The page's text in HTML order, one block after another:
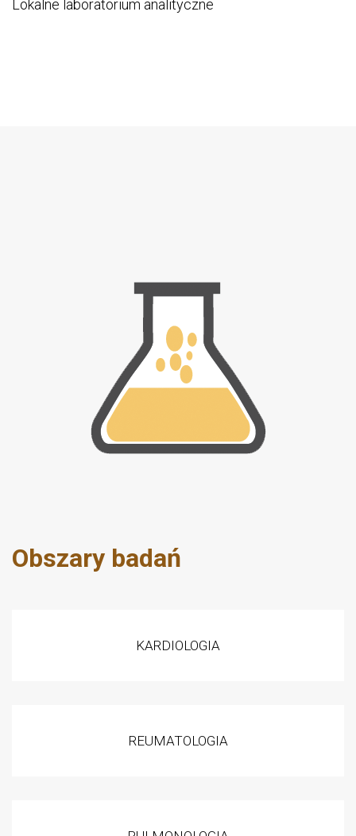
Lokalne laboratorium analityczne
Obszary badań
KARDIOLOGIA
REUMATOLOGIA